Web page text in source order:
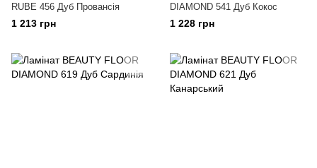
RUBE 456 Дуб Провансія
1 213 грн
DIAMOND 541 Дуб Кокос
1 228 грн